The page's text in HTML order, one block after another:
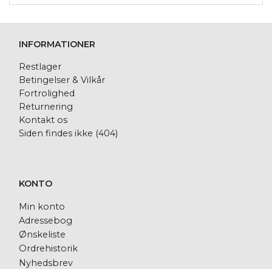
INFORMATIONER
Restlager
Betingelser & Vilkår
Fortrolighed
Returnering
Kontakt os
Siden findes ikke (404)
KONTO
Min konto
Adressebog
Ønskeliste
Ordrehistorik
Nyhedsbrev